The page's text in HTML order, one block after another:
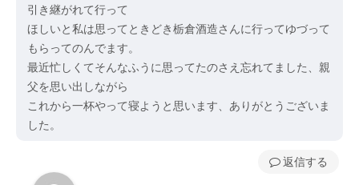
引き継がれて行って
ほしいと私は思ってときどき栃倉酒造さんに行ってゆづって
もらってのんでます。
最近忙しくてそんなふうに思ってたのさえ忘れてました、親
父を思い出しながら
これから一杯やって寝ようと思います、ありがとうございま
した。
返信